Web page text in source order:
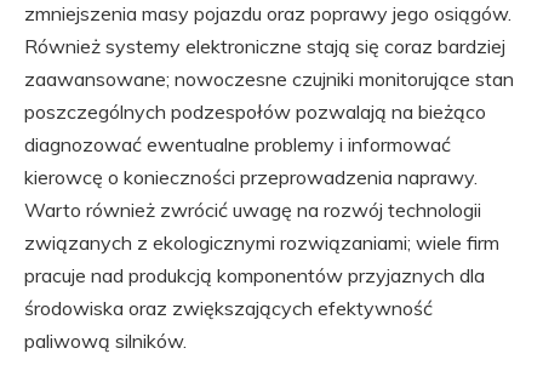
zmniejszenia masy pojazdu oraz poprawy jego osiągów.
Również systemy elektroniczne stają się coraz bardziej
zaawansowane; nowoczesne czujniki monitorujące stan
poszczególnych podzespołów pozwalają na bieżąco
diagnozować ewentualne problemy i informować
kierowcę o konieczności przeprowadzenia naprawy.
Warto również zwrócić uwagę na rozwój technologii
związanych z ekologicznymi rozwiązaniami; wiele firm
pracuje nad produkcją komponentów przyjaznych dla
środowiska oraz zwiększających efektywność
paliwową silników.